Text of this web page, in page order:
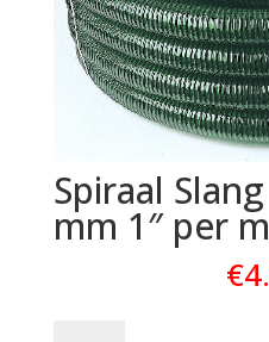
Spiraal
mm 1″ per
€